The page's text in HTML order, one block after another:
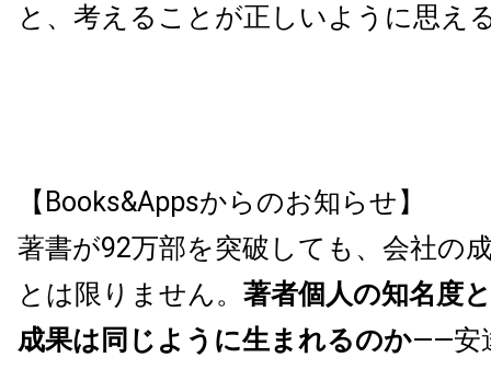
と、考えることが正しいように思え
【Books&Appsからのお知らせ】
著書が92万部を突破しても、会社の
とは限りません。 著者個人の知名度
成果は同じように生まれるのか——安